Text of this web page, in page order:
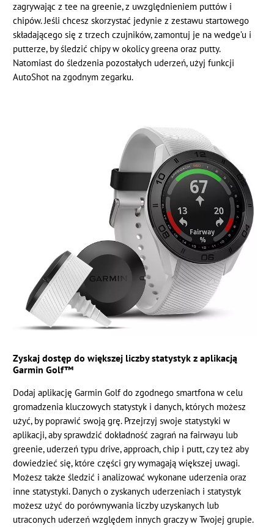
zagrywając z tee na greenie, z uwzględnieniem puttów i
chipów. Jeśli chcesz skorzystać jedynie z zestawu startowego
składającego się z trzech czujników, zamontuj je na wedge’u i
putterze, by śledzić chipy w okolicy greena oraz putty.
Natomiast do śledzenia pozostałych uderzeń, użyj funkcji
AutoShot na zgodnym zegarku.
Zyskaj dostęp do większej liczby statystyk z aplikacją
Garmin Golf™
Dodaj aplikację Garmin Golf do zgodnego smartfona w celu
gromadzenia kluczowych statystyk i danych, których możesz
użyć, by poprawić swoją grę. Przejrzyj swoje statystyki w
aplikacji, aby sprawdzić dokładność zagrań na fairwayu lub
greenie, uderzeń typu drive, approach, chip i putt, czy też aby
dowiedzieć się, które części gry wymagają większej uwagi.
Możesz także śledzić i analizować wykonane uderzenia oraz
inne statystyki. Danych o zyskanych uderzeniach i statystyk
możesz użyć do porównywania liczby uzyskanych lub
utraconych uderzeń względem innych graczy w Twojej grupie.